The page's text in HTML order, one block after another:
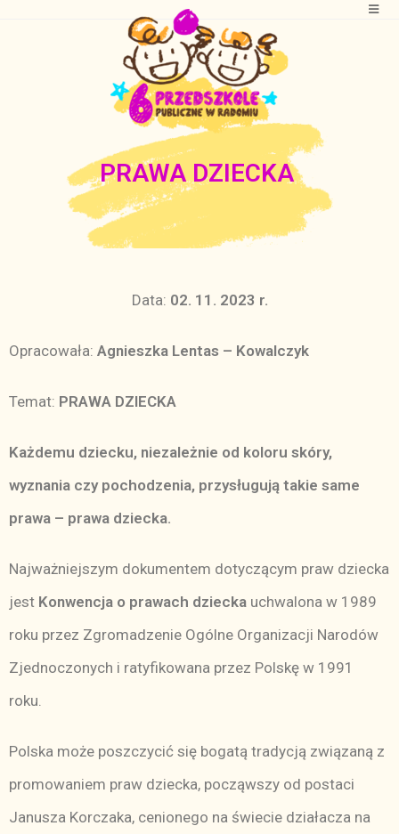
PRAWA DZIECKA
Data: 02. 11. 2023 r.
Opracowała: Agnieszka Lentas – Kowalczyk
Temat: PRAWA DZIECKA
Każdemu dziecku, niezależnie od koloru skóry,
wyznania czy pochodzenia, przysługują takie same
prawa – prawa dziecka.
Najważniejszym dokumentem dotyczącym praw dziecka
jest Konwencja o prawach dziecka uchwalona w 1989
roku przez Zgromadzenie Ogólne Organizacji Narodów
Zjednoczonych i ratyfikowana przez Polskę w 1991
roku.
Polska może poszczycić się bogatą tradycją związaną z
promowaniem praw dziecka, począwszy od postaci
Janusza Korczaka, cenionego na świecie działacza na